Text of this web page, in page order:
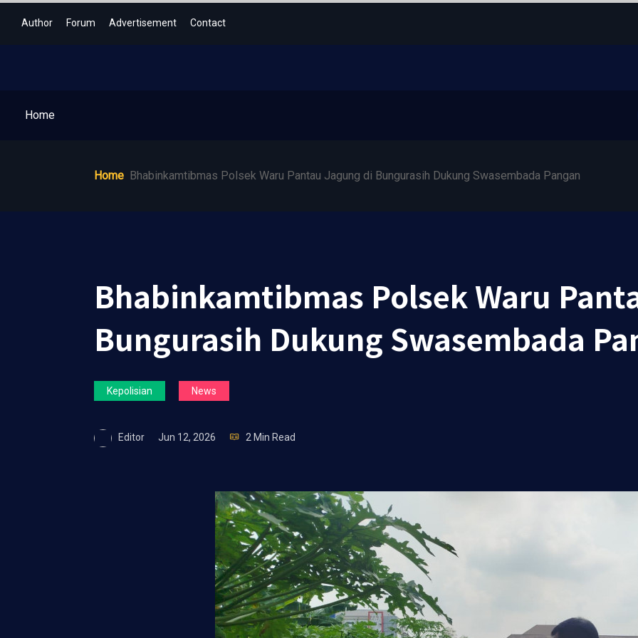
Author Forum Advertisement Contact
Home
Home Bhabinkamtibmas Polsek Waru Pantau Jagung di Bungurasih Dukung Swasembada Pangan
Bhabinkamtibmas Polsek Waru
Bungurasih Dukung Swasembada
Kepolisian News
Editor Jun 12, 2026 2 Min Read